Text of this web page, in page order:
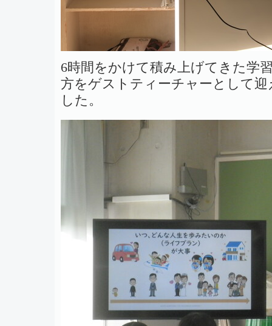
6時間をかけて積み上げてきた学
方をゲストティーチャーとして
した。